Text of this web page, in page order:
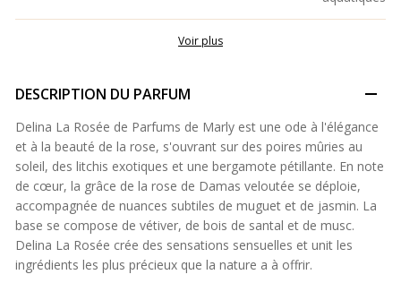
Voir plus
DESCRIPTION DU PARFUM
Delina La Rosée de Parfums de Marly est une ode à l'élégance
et à la beauté de la rose, s'ouvrant sur des poires mûries au
soleil, des litchis exotiques et une bergamote pétillante. En note
de cœur, la grâce de la rose de Damas veloutée se déploie,
accompagnée de nuances subtiles de muguet et de jasmin. La
base se compose de vétiver, de bois de santal et de musc.
Delina La Rosée crée des sensations sensuelles et unit les
ingrédients les plus précieux que la nature a à offrir.